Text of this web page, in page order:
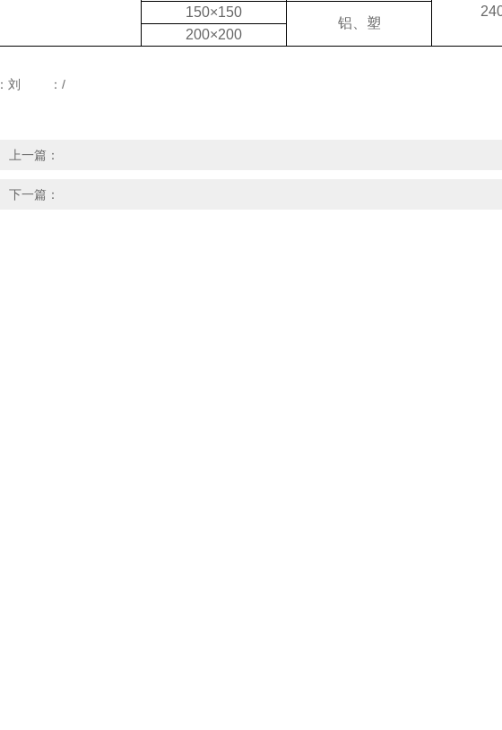
150×150
铝、塑
200×200
：刘 ：/
上一篇：
下一篇：